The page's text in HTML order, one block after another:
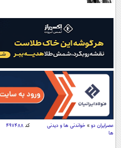
آرشیو
نظرسنجی
آب و هوا
اوقات
سواد
اقتصاد
عصرايران دو » خواندنی ها و دیدنی
ها
کد۴۹۷۴۸۸